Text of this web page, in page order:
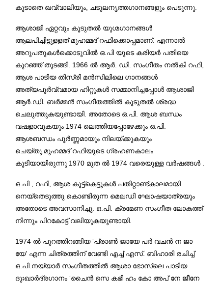
കൂടാതെ ഖവ്വാലിയും, ചടുലനൃത്തഗാനങ്ങളും പെടുന്നു.
ആശാജി ഏറ്റവും കൂടുതൽ യുഗ്മഗാനങ്ങൾ
ആലപിച്ചിട്ടുളളത് മുഹമ്മദ് റഫിക്കൊപ്പമാണ്. എന്നാൽ
അറുപതുകൾക്കൊടുവിൽ ഒ.പി യുടെ കരിയർ പതിയെ
കുറഞ്ഞ് തുടങ്ങി. 1966 ൽ ആർ. ഡി. സംഗീതം നൽകി റഫി,
ആശ പാടിയ തിസ്‌രി മൻസിലിലെ ഗാനങ്ങൾ
അത്യപൂർവ്വമായ ഹിറ്റുകൾ സമ്മാനിച്ചപ്പോൾ ആശാജി
ആർ.ഡി. ബർമ്മൻ സംഗീതത്തിൽ കൂടുതൽ ശ്രദ്ധ
ചെലുത്തുകയുണ്ടായി. അതോടെ ഒ.പി. ആശ ബന്ധം
വഷളാവുകയും 1974 ലെത്തിയപ്പോഴേക്കും ഒ.പി.
ആശബന്ധം പൂർണ്ണമായും നിലയ്ക്കുകയും
ചെയ്തു.മുഹമ്മദ് റഫിയുടെ ഗ്രഹണകാലം
കൂടിയായിരുന്നു 1970 മുത ൽ 1974 വരെയുള്ള വർഷങ്ങൾ .
ഒ.പി , റഫി, ആശ കൂട്ട്കെട്ടുകൾ പതിറ്റാണ്ട്കാലമായി
നെയ്തെടുത്തു കൊണ്ടിരുന്ന മെലഡി ഘോഷയാത്രയും
അതോടെ അവസാനിച്ചു. ഒ.പി. ക്രമേണ സംഗീത ലോകത്ത്
നിന്നും പിറകോട്ട് വലിയുകയുണ്ടായി.
1974 ൽ പുറത്തിറങ്ങിയ ‘പ്രാൺ ജായേ പർ വചൻ ന ജാ
യേ’ എന്ന ചിത്രത്തിന് വേണ്ടി എച്ച് എസ്. ബിഹാരി രചിച്ച്
ഒ.പി.നയ്യാർ സംഗീതത്തിൽ ആശാ ഭോസ്ലെ പാടിയ
ദുഃഖാർദ്രഗാനം ‘ചൈൻ സെ കഭി ഹം കോ അപ് നേ ജീനേ